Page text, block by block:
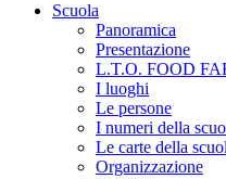
Scuola
Panoramica
Presentazione
L.T.O. FOOD
I luoghi
Le persone
I numeri della
Le carte della
Organizzazione